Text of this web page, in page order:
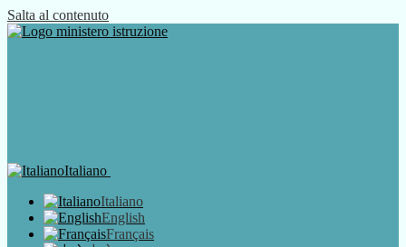
Salta al contenuto
Italiano
Italiano
English
Français